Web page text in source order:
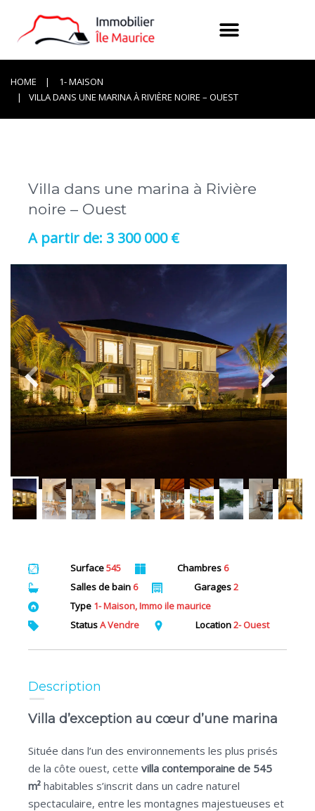
HOME
1- MAISON
VILLA DANS UNE MARINA À RIVIÈRE NOIRE – OUEST
Villa dans une marina à Rivière
noire – Ouest
3 300 000 €
Surface545 Chambres 6
Salles de bain 6 Garages2
Type 1- Maison, Immo ile maurice
StatusA Vendre Location2- Ouest
Description
Villa d’exception au cœur d’une marina
Située dans l’un des environnements les plus prisés
de la côte ouest, cette villa contemporaine de 545
m² habitables s’inscrit dans un cadre naturel
spectaculaire, entre les montagnes majestueuses et